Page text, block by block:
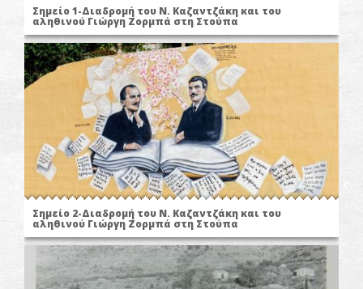
Σημείο 1-Διαδρομή του Ν. Καζαντζάκη και του
αληθινού Γιώργη Ζορμπά στη Στούπα
Σημείο 2-Διαδρομή του Ν. Καζαντζάκη και του
αληθινού Γιώργη Ζορμπά στη Στούπα